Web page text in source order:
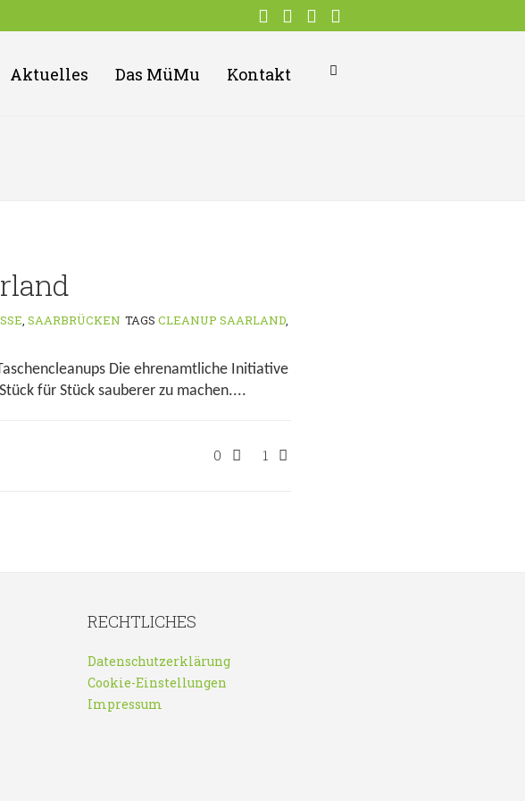
Aktuelles Das MüMu Kontakt
, SAARBRÜCKEN TAGS CLEANUP SAARLAND,
Die ehrenamtliche Initiative
für Stück sauberer zu machen....
0 1
RECHTLICHES
Datenschutzerklärung
Cookie-Einstellungen
Impressum